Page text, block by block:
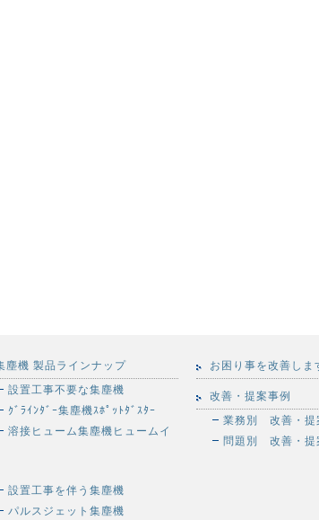
塵機 製品ラインナップ
設置工事不要な集塵機
ｸﾞﾗｲﾝﾀﾞｰ集塵機ｽﾎﾟｯﾄﾀﾞｽﾀｰ
溶接ヒューム集塵機ヒュームイ
設置工事を伴う集塵機
パルスジェット集塵機
お困り事を改善しま
改善・提案事例
業務別 改善・提
問題別 改善・提